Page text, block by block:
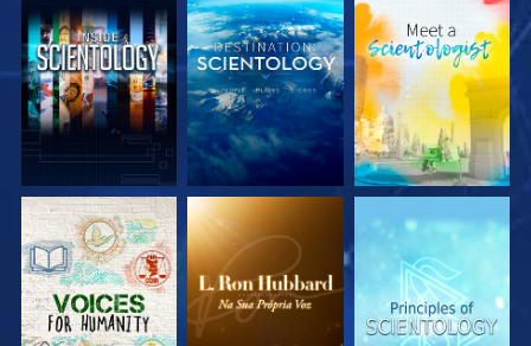
EXPLORE A SÉRIE EXPLORE A SÉRIE EXPLORE A SÉRIE